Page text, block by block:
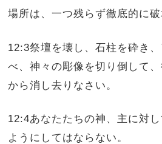
場所は、一つ残らず徹底的に破
12:3祭壇を壊し、石柱を砕き
べ、神々の彫像を切り倒して
から消し去りなさい。
12:4あなたたちの神、主に対
ようにしてはならない。